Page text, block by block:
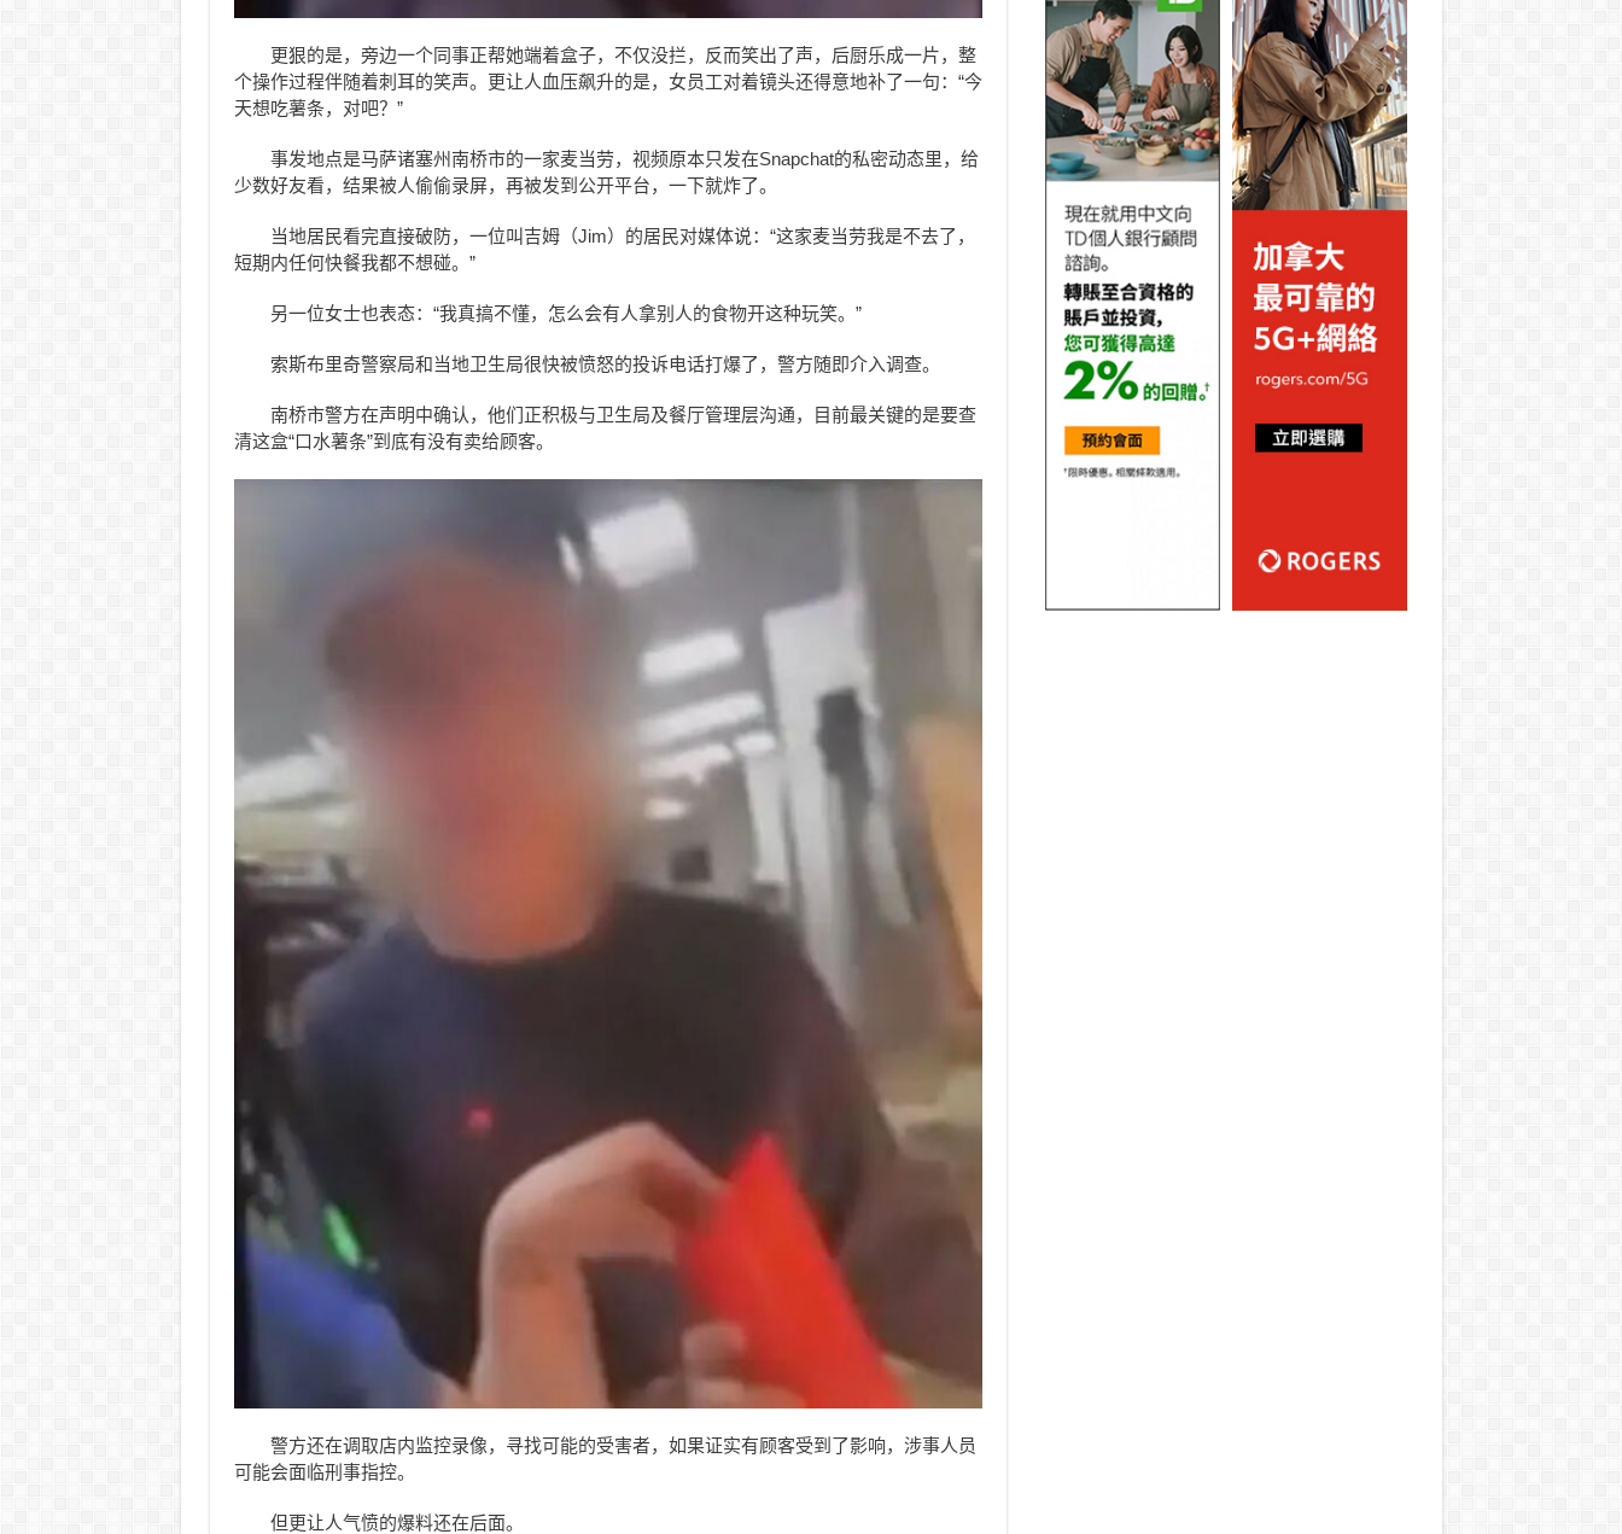
更狠的是，旁边一个同事正帮她端着盒子，不仅没拦，反而笑出了声，后厨乐成一片，整
个操作过程伴随着刺耳的笑声。更让人血压飙升的是，女员工对着镜头还得意地补了一句：“今
天想吃薯条，对吧？”
事发地点是马萨诸塞州南桥市的一家麦当劳，视频原本只发在Snapchat的私密动态里，给
少数好友看，结果被人偷偷录屏，再被发到公开平台，一下就炸了。
当地居民看完直接破防，一位叫吉姆（Jim）的居民对媒体说：“这家麦当劳我是不去了，
短期内任何快餐我都不想碰。”
另一位女士也表态：“我真搞不懂，怎么会有人拿别人的食物开这种玩笑。”
索斯布里奇警察局和当地卫生局很快被愤怒的投诉电话打爆了，警方随即介入调查。
南桥市警方在声明中确认，他们正积极与卫生局及餐厅管理层沟通，目前最关键的是要查
清这盒“口水薯条”到底有没有卖给顾客。
警方还在调取店内监控录像，寻找可能的受害者，如果证实有顾客受到了影响，涉事人员
可能会面临刑事指控。
但更让人气愤的爆料还在后面。